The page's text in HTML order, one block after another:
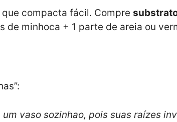
compacta fácil. Compre
de minhoca + 1 parte de areia ou
vaso sozinhao, pois suas raízes